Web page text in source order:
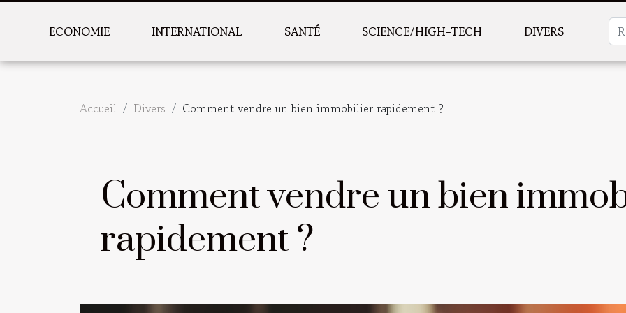
ECONOMIE INTERNATIONAL SANTÉ SCIENCE/HIGH-TECH DIVERS
Accueil Divers Comment vendre un bien immobilier rapidement ?
Comment vendre un bien
rapidement ?